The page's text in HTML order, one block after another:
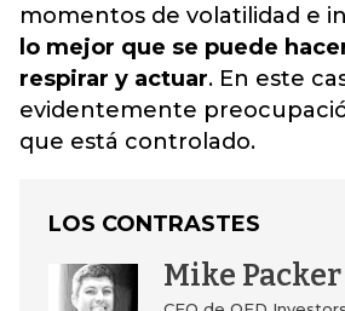
momentos de volatilidad e
lo mejor que se puede
respirar y actuar. En este
evidentemente
que está controlado.
LOS CONTRASTES
Mike Packer